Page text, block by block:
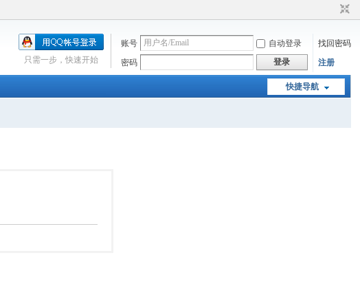
账号 自动登录
找回密码
密码
登录 注册
只需一步，快速开始
快捷导航